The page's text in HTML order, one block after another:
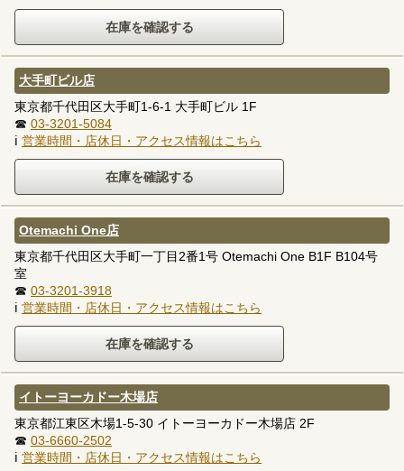
大手町ビル店
東京都千代田区大手町1-6-1 大手町ビル 1F
☎ 03-3201-5084
ℹ 営業時間・店休日・アクセス情報はこちら
Otemachi One店
東京都千代田区大手町一丁目2番1号 Otemachi One B1F B104号
室
☎ 03-3201-3918
ℹ 営業時間・店休日・アクセス情報はこちら
イトーヨーカドー木場店
東京都江東区木場1-5-30 イトーヨーカドー木場店 2F
☎ 03-6660-2502
ℹ 営業時間・店休日・アクセス情報はこちら